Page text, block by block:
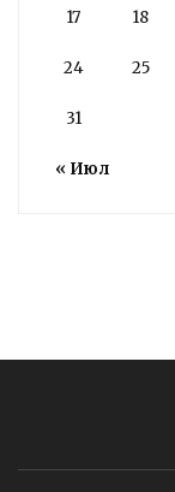
« Июл
17 18
24 25
31